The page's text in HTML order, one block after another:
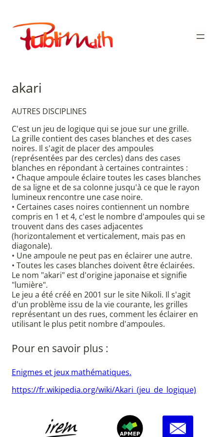
contenu
Publimath
akari
AUTRES DISCIPLINES
C'est un jeu de logique qui se joue sur une grille.
La grille contient des cases blanches et des cases
noires. Il s'agit de placer des ampoules
(représentées par des cercles) dans des cases
blanches en répondant à certaines contraintes :
• Chaque ampoule éclaire toutes les cases blanches
de sa ligne et de sa colonne jusqu'à ce que le rayon
lumineux rencontre une case noire.
• Certaines cases noires contiennent un nombre
compris en 1 et 4, c'est le nombre d'ampoules qui se
trouvent dans des cases adjacentes
(horizontalement et verticalement, mais pas en
diagonale).
• Une ampoule ne peut pas en éclairer une autre.
• Toutes les cases blanches doivent être éclairées.
Le nom "akari" est d'origine japonaise et signifie
"lumière".
Le jeu a été créé en 2001 sur le site Nikoli. Il s'agit
d'un problème issu de la vie courante, les grilles
représentant un des rues, comment les éclairer en
utilisant le plus petit nombre d'ampoules.
Pour en savoir plus :
Enigmes et jeux mathématiques.
https://fr.wikipedia.org/wiki/Akari_(jeu_de_logique)